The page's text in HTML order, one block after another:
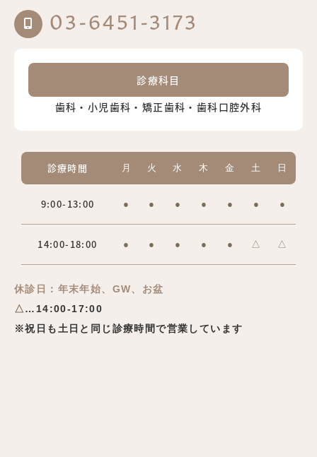
03-6451-3173
診療科目
歯科・小児歯科・矯正歯科・歯科口腔外科
診療時間 月 火 水 木 金 土 日
9:00-13:00 ● ● ● ● ● ● ●
14:00-18:00 ● ● ● ● ● △ △
休診日：年末年始、GW、お盆
△…14:00-17:00
※祝日も土日と同じ診療時間で営業しています